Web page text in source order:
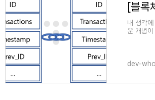
[블록
내 생각
운 개념
dev-